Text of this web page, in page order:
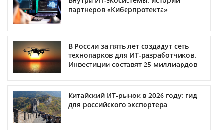
партнеров «Киберпротекта»
В России за пять лет создадут сеть
технопарков для ИТ-разработчиков.
Инвестиции составят 25 миллиардов
Китайский ИТ-рынок в 2026 году: гид
для российского экспортера